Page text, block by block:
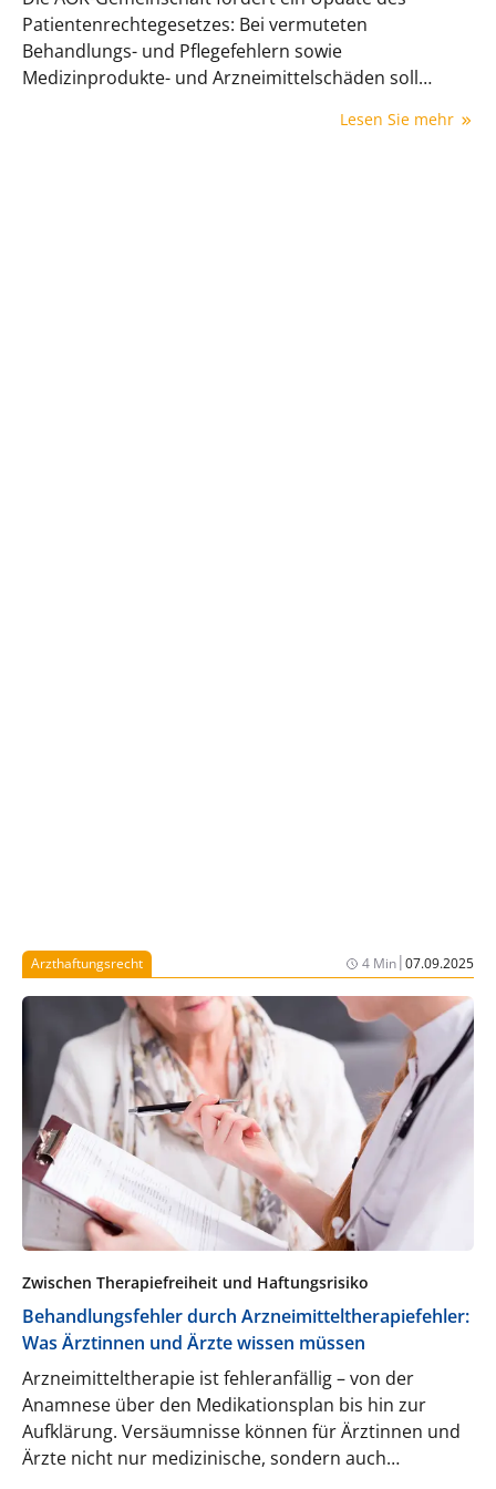
Patientenrechtegesetzes: Bei vermuteten
Behandlungs- und Pflegefehlern sowie
Medizinprodukte- und Arzneimittelschäden soll
Beweis genügen. Hintergrund sind 16.660 neue
Lesen Sie mehr
Arzthaftungsrecht 4 Min|07.09.2025
Zwischen Therapiefreiheit und Haftungsrisiko
Behandlungsfehler durch Arzneimitteltherapiefehler:
Was Ärztinnen und Ärzte wissen müssen
Arzneimitteltherapie ist fehleranfällig – von der
Anamnese über den Medikationsplan bis hin zur
Aufklärung. Versäumnisse können für Ärztinnen und
Ärzte nicht nur medizinische, sondern auch